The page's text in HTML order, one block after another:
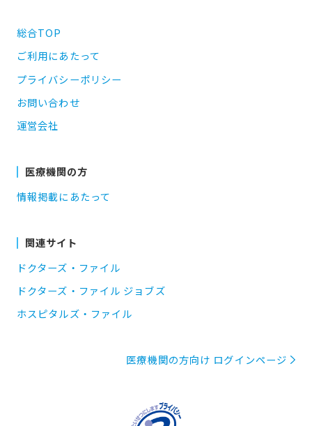
総合TOP
ご利用にあたって
プライバシーポリシー
お問い合わせ
運営会社
医療機関の方
情報掲載にあたって
関連サイト
ドクターズ・ファイル
ドクターズ・ファイル ジョブズ
ホスピタルズ・ファイル
医療機関の方向け ログインページ